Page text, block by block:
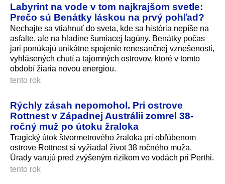
Labyrint na vode v tom najkrajšom svetle:
Prečo sú Benátky láskou na prvý pohľad?
Nechajte sa vtiahnuť do sveta, kde sa história nepíše na
asfalte, ale na hladine šumiacej lagúny. Benátky počas
jari ponúkajú unikátne spojenie renesančnej vznešenosti,
vyhlásených chutí a tajomných ostrovov, ktoré v tomto
období žiaria novou energiou.
tento rok
Rýchly zásah nepomohol. Pri ostrove
Rottnest v Západnej Austrálii zomrel 38-
ročný muž po útoku žraloka
Tragický útok štvormetrového žraloka pri obľúbenom
ostrove Rottnest si vyžiadal život 38 ročného muža.
Úrady varujú pred zvýšeným rizikom vo vodách pri Perthi.
tento rok